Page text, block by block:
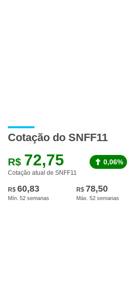
Cotação do SNFF11
R$ 72,75
Cotação atual de SNFF11
0,06%
R$ 60,83
Mín. 52 semanas
R$ 78,50
Máx. 52 semanas